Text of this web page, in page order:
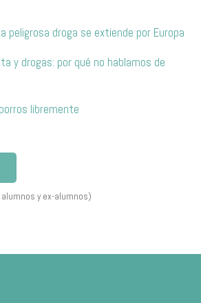
peligrosa droga se extiende por Europa
y drogas: por qué no hablamos de
libremente
y ex-alumnos)